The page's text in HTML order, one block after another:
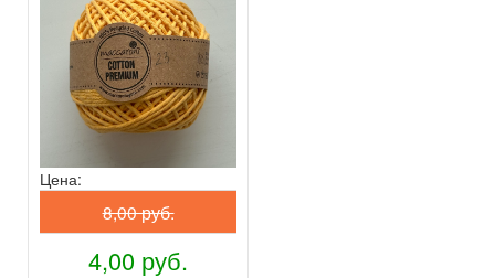
Цена:
8,00 руб.
4,00 руб.